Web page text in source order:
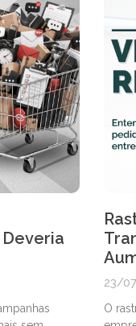
23/
O